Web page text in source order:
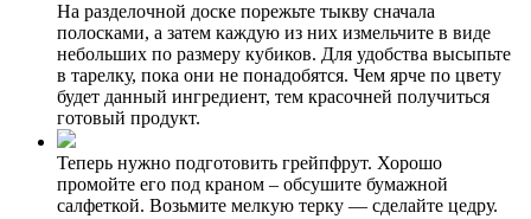
На разделочной доске порежьте тыкву сначала
полосками, а затем каждую из них измельчите в виде
небольших по размеру кубиков. Для удобства высыпьте
в тарелку, пока они не понадобятся. Чем ярче по цвету
будет данный ингредиент, тем красочней получиться
готовый продукт.
Теперь нужно подготовить грейпфрут. Хорошо
промойте его под краном – обсушите бумажной
салфеткой. Возьмите мелкую терку — сделайте цедру.